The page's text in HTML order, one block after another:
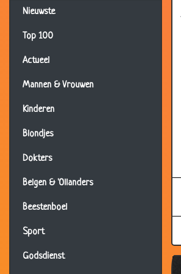
Nieuwste
Top 100
Actueel
Mannen & Vrouwen
Kinderen
Blondjes
Dokters
Belgen & 'Ollanders
Beestenboel
Sport
Godsdienst